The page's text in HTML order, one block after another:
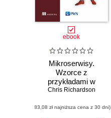
ebook
Mikroserwisy.
Wzorce z
przykładami w
języku Java
Chris Richardson
(83,08 zł najniższa cena z 30 dni)